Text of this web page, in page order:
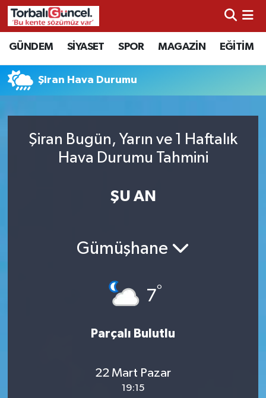
GÜNDEM SİYASET SPOR MAGAZİN EĞİTİM
Şiran Hava Durumu
Şiran Bugün, Yarın ve 1 Haftalık
Hava Durumu Tahmini
ŞU AN
Gümüşhane
7°
Parçalı Bulutlu
22 Mart Pazar
19:15
İzmir Nöbetçi Eczaneler
İzmir Hava Durumu
İzmir Trafik Yoğunluk Haritası
Süper Lig Puan Durumu ve Fikstür
Haber Arşivi